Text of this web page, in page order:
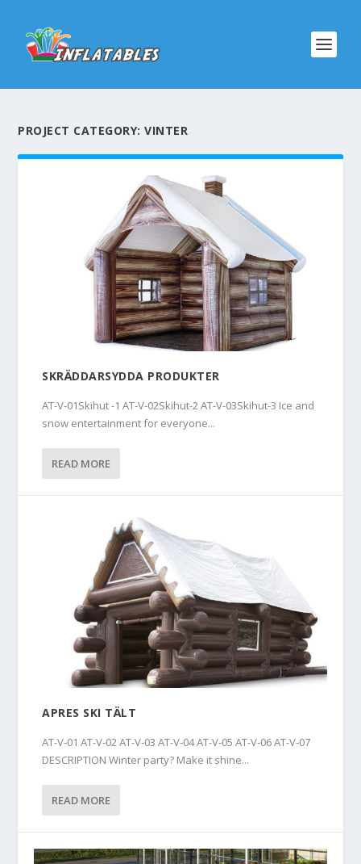
PROJECT CATEGORY:VINTER
SKRÄDDARSYDDA PRODUKTER
AT-V-01Skihut -1 AT-V-02Skihut-2 AT-V-03Skihut-3 Ice and
snow entertainment for everyone...
READ MORE
APRES SKI TÄLT
AT-V-01 AT-V-02 AT-V-03 AT-V-04 AT-V-05 AT-V-06 AT-V-07
DESCRIPTION Winter party? Make it shine...
READ MORE